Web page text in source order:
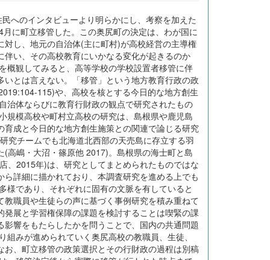
へのインタビューより明らかにし、考察を加えた
に町立移管した。この奥尻町の決定は、わが国に
し、地元の自治体(主に町村)が高校経営の主導権
い、その高校教育にいかなる変化が起きるのか
概観してみると、高等学校の学校設置者移管に伴
とは言えない。「移管」という地方教育行政の政
115)や、高校を核とする今日的な地方創生
治体ならびに教育行財政の観点で研究されたもの
規模高校や町村立高校の研究は、島根県や鹿児島
成と今日的な地方創生施策との関連で論じる研究
究チームでも北海道北西部の天売島に存立する羽
高嶋・大沼・篠原他 2017)。島根県の海士町と島
、2015年)は、研究としてまとめられたものではな
詳細に描かれており、本調査研究を進める上でも
であり、それぞれに固有の文脈を有していると
職員や生徒らの声に基づく事例研究を積み重ねて
展と学習権保障の課題を検討することは喫緊の課
響をもたらしたかを問うことで、国内の共通問題
みが進められていく奥尻高校の教職員、生徒、
、町立移管の政策選択とその行財政の過程は別稿